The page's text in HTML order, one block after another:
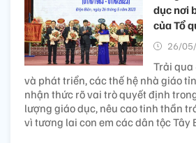
dục nơi
của Tổ
26/
Trải qua
và phát triển, các thế hệ nhà giáo
nhận thức rõ vai trò quyết định
lượng giáo dục, nêu cao tinh thần
vì tương lai con em các dân tộc Tây